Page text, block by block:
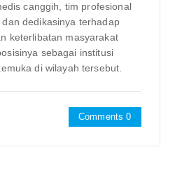
canggih, tim profesional
dedikasinya terhadap
keterlibatan masyarakat
sebagai institusi
di wilayah tersebut.
Comments 0